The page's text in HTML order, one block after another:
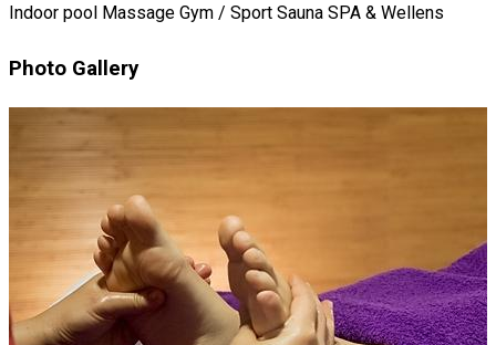
Indoor pool Massage Gym / Sport Sauna SPA & Wellens
Photo Gallery